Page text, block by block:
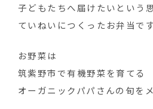
子どもたちへ届けたいという
ていねいにつくったお弁当です
お野菜は
筑紫野市で有機野菜を育てる
オーガニックパパさんの旬を